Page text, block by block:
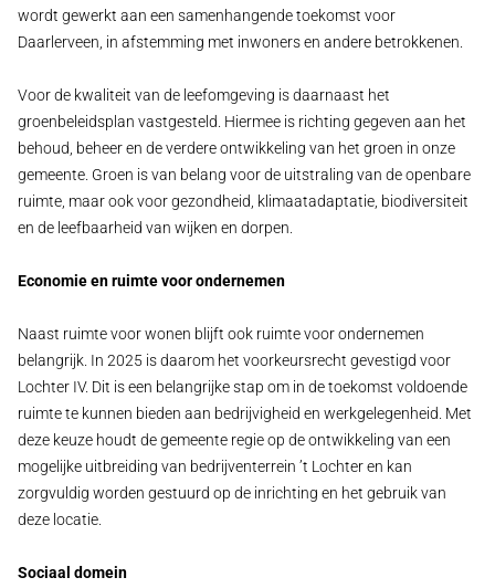
wordt gewerkt aan een samenhangende toekomst voor
Daarlerveen, in afstemming met inwoners en andere betrokkenen.
Voor de kwaliteit van de leefomgeving is daarnaast het
groenbeleidsplan vastgesteld. Hiermee is richting gegeven aan het
behoud, beheer en de verdere ontwikkeling van het groen in onze
gemeente. Groen is van belang voor de uitstraling van de openbare
ruimte, maar ook voor gezondheid, klimaatadaptatie, biodiversiteit
en de leefbaarheid van wijken en dorpen.
Economie en ruimte voor ondernemen
Naast ruimte voor wonen blijft ook ruimte voor ondernemen
belangrijk. In 2025 is daarom het voorkeursrecht gevestigd voor
Lochter IV. Dit is een belangrijke stap om in de toekomst voldoende
ruimte te kunnen bieden aan bedrijvigheid en werkgelegenheid. Met
deze keuze houdt de gemeente regie op de ontwikkeling van een
mogelijke uitbreiding van bedrijventerrein ’t Lochter en kan
zorgvuldig worden gestuurd op de inrichting en het gebruik van
deze locatie.
Sociaal domein